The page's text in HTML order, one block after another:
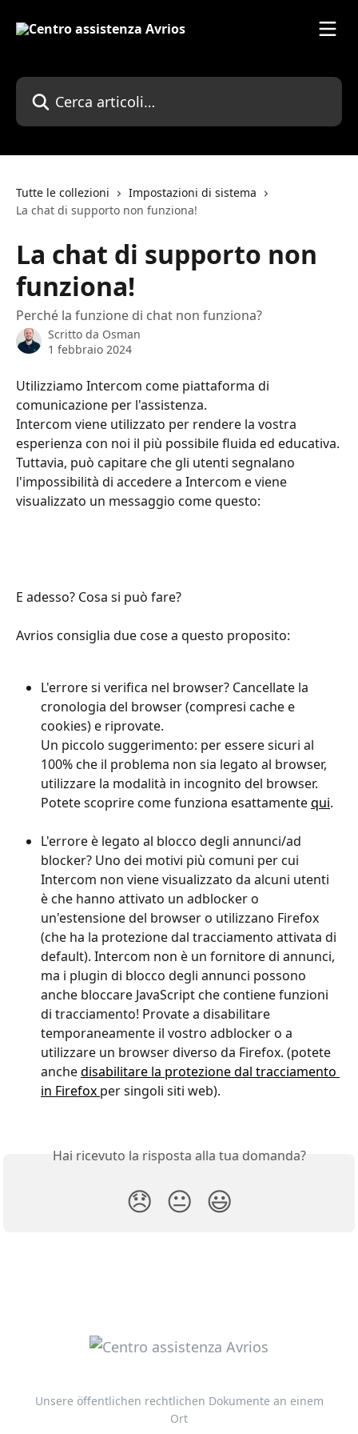
Cerca articoli…
Tutte le collezioni
Impostazioni di sistema
La chat di supporto non funziona!
La chat di supporto non
funziona!
Perché la funzione di chat non funziona?
Scritto da Osman
1 febbraio 2024
Utilizziamo Intercom come piattaforma di
comunicazione per l'assistenza.
Intercom viene utilizzato per rendere la vostra
esperienza con noi il più possibile fluida ed educativa.
Tuttavia, può capitare che gli utenti segnalano
l'impossibilità di accedere a Intercom e viene
visualizzato un messaggio come questo:
E adesso? Cosa si può fare?
Avrios consiglia due cose a questo proposito:
L'errore si verifica nel browser? Cancellate la
cronologia del browser (compresi cache e
cookies) e riprovate.
Un piccolo suggerimento: per essere sicuri al
100% che il problema non sia legato al browser,
utilizzare la modalità in incognito del browser.
Potete scoprire come funziona esattamente qui.
L'errore è legato al blocco degli annunci/ad
blocker? Uno dei motivi più comuni per cui
Intercom non viene visualizzato da alcuni utenti
è che hanno attivato un adblocker o
un'estensione del browser o utilizzano Firefox
(che ha la protezione dal tracciamento attivata di
default). Intercom non è un fornitore di annunci,
ma i plugin di blocco degli annunci possono
anche bloccare JavaScript che contiene funzioni
di tracciamento! Provate a disabilitare
temporaneamente il vostro adblocker o a
utilizzare un browser diverso da Firefox. (potete
anche disabilitare la protezione dal tracciamento
in Firefox per singoli siti web).
Hai ricevuto la risposta alla tua domanda?
😞 😐 😃
Unsere öffentlichen rechtlichen Dokumente an einem
Ort